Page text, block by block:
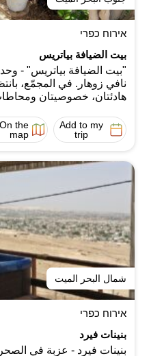
אירוח כפרי
بيت الضيافة بياتريس
"بيت الضيافة بياتريس" -
نافي زوهار. في المجمّع،
هادئتان، خصوصيتان
Add to my
trip
On the
map
شمال البحر الميت
אירוח כפרי
بنينات فيرد
بنينات فيرد - عزبة في